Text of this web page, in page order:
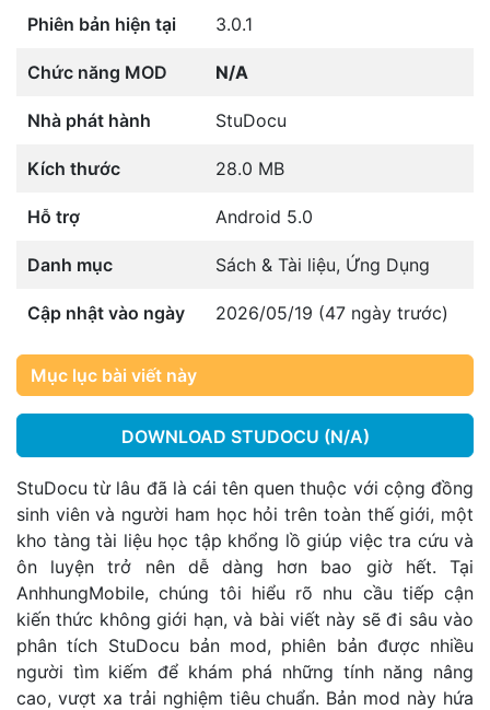
Phiên bản hiện tại 3.0.1
Chức năng MOD N/A
Nhà phát hành StuDocu
Kích thước 28.0 MB
Hỗ trợ Android 5.0
Danh mục Sách & Tài liệu, Ứng Dụng
Cập nhật vào ngày 2026/05/19 (47 ngày trước)
Mục lục bài viết này
DOWNLOAD STUDOCU (N/A)
StuDocu từ lâu đã là cái tên quen thuộc với cộng đồng
sinh viên và người ham học hỏi trên toàn thế giới, một
kho tàng tài liệu học tập khổng lồ giúp việc tra cứu và
ôn luyện trở nên dễ dàng hơn bao giờ hết. Tại
AnhhungMobile, chúng tôi hiểu rõ nhu cầu tiếp cận
kiến thức không giới hạn, và bài viết này sẽ đi sâu vào
phân tích StuDocu bản mod, phiên bản được nhiều
người tìm kiếm để khám phá những tính năng nâng
cao, vượt xa trải nghiệm tiêu chuẩn. Bản mod này hứa